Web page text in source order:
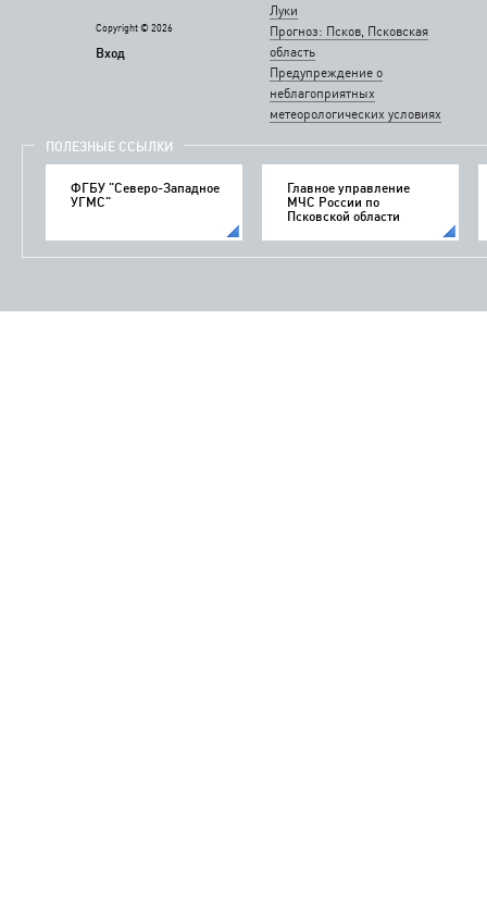
Copyright © 2026
Вход
Луки
Прогноз: Псков, Псковская
область
Предупреждение о
неблагоприятных
метеорологических условиях
ПОЛЕЗНЫЕ ССЫЛКИ
ФГБУ "Северо-Западное
УГМС"
Главное управление
МЧС России по
Псковской области